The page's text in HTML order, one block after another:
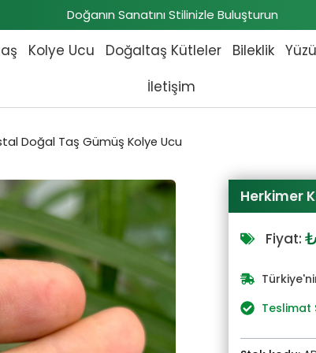
Doğanın Sanatını Stilinizle Buluşturun
Kolye Ucu Doğaltaş Kütleler Bileklik
İletişim
Doğal Taş Gümüş Kolye Ucu
Herkimer
Fiyat:
Teslimat